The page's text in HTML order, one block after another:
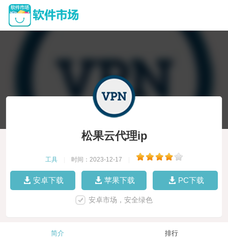
松果云代理ip
工具 时间：2023-12-17
安卓下载 苹果下载 PC下载
安卓市场，安全绿色
简介 排行